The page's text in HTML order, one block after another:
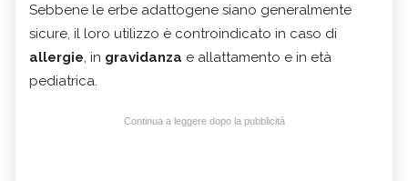
Sebbene le erbe adattogene siano generalmente
sicure, il loro utilizzo è controindicato in caso di
allergie , in gravidanza e allattamento e in età
pediatrica.
Continua a leggere dopo la pubblicità